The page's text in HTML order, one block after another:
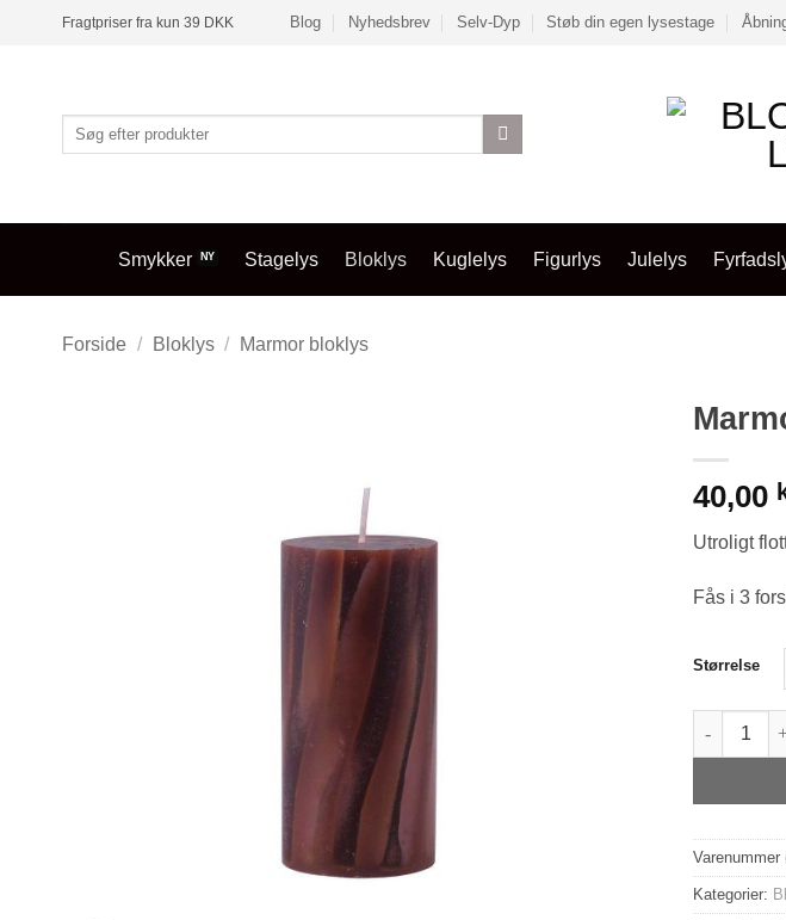
Fragtpriser fra kun 39 DKK Blog Nyhedsbrev Selv-Dyp Støb din egen lysestage
Søg
efter:
Smykker Stagelys Bloklys Kuglelys Figurlys Julelys
Forside / Bloklys / Marmor bloklys
40,00
Utroligt
Fås i 3
Størrelse
Marmorlys
Varenummer
Kategorier: